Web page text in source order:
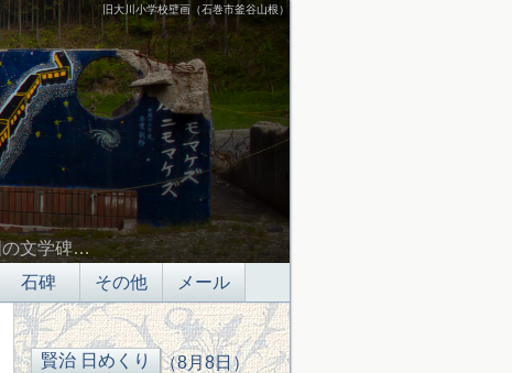
旧大川小学校壁画（石巻市釜谷山根）
の文学碑…
石碑 その他 メール
（8月8日）